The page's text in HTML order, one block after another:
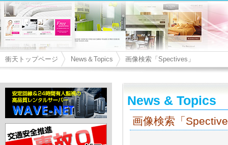
衝天トップページ News＆Topics 画像検索「Spectives」
News & Topics
画像検索「